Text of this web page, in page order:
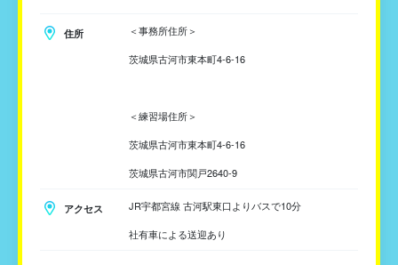
住所
＜事務所住所＞
茨城県古河市東本町4-6-16
＜練習場住所＞
茨城県古河市東本町4-6-16
茨城県古河市関戸2640-9
アクセス
JR宇都宮線 古河駅東口よりバスで10分
社有車による送迎あり